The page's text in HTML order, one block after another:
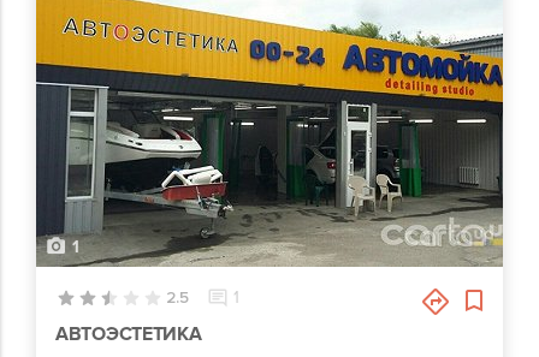
1
2.5 1
АВТОЭСТЕТИКА